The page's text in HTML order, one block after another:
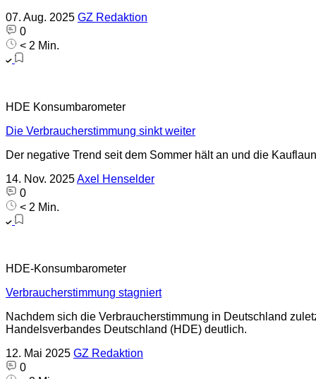
07. Aug. 2025 GZ Redaktion
0
< 2 Min.
HDE Konsumbarometer
Die Verbraucherstimmung sinkt weiter
Der negative Trend seit dem Sommer hält an und die
14. Nov. 2025Axel Henselder
0
< 2 Min.
HDE-Konsumbarometer
Verbraucherstimmung stagniert
Nachdem sich die Verbraucherstimmung in Deutschland
Handelsverbandes Deutschland (HDE) deutlich.
12. Mai 2025 GZ Redaktion
0